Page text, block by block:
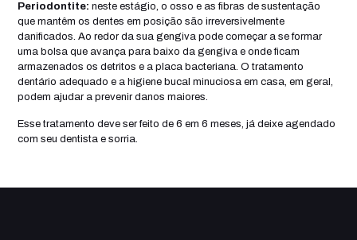
Periodontite:neste estágio, o osso e as fibras de sustentação
que mantêm os dentes em posição são irreversivelmente
danificados. Ao redor da sua gengiva pode começar a se formar
uma bolsa que avança para baixo da gengiva e onde ficam
armazenados os detritos e a placa bacteriana. O tratamento
dentário adequado e a higiene bucal minuciosa em casa, em geral,
podem ajudar a prevenir danos maiores.
Esse tratamento deve ser feito de 6 em 6 meses, já deixe agendado
com seu dentista e sorria.